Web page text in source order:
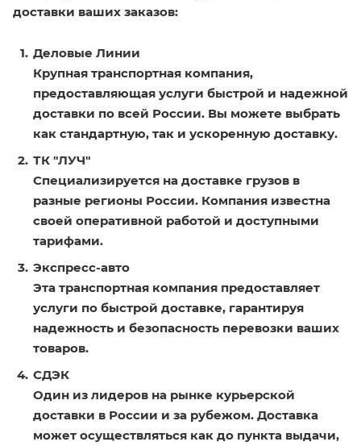
доставки ваших заказов:
Деловые Линии
Крупная транспортная компания,
предоставляющая услуги быстрой и надежной
доставки по всей России. Вы можете выбрать
как стандартную, так и ускоренную доставку.
ТК "ЛУЧ"
Специализируется на доставке грузов в
разные регионы России. Компания известна
своей оперативной работой и доступными
тарифами.
Экспресс-авто
Эта транспортная компания предоставляет
услуги по быстрой доставке, гарантируя
надежность и безопасность перевозки ваших
товаров.
СДЭК
Один из лидеров на рынке курьерской
доставки в России и за рубежом. Доставка
может осуществляться как до пункта выдачи,